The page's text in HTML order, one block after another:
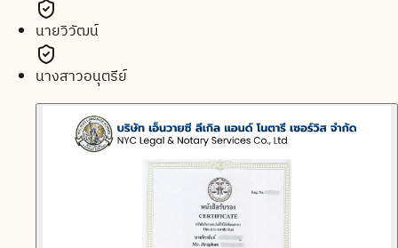
นายวิวัฒน์
นางสาวอนุตรีย์